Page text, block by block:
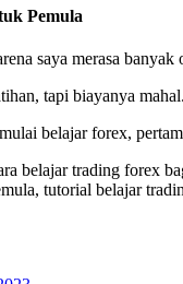
Pemula
saya merasa
tapi biayanya
belajar forex,
belajar trading forex
tutorial belajar